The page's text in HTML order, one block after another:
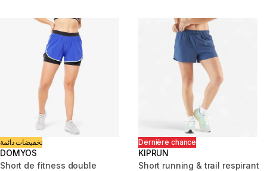
تخفيضات دائمة
DOMYOS
Short de fitness double
Dernière chance
KIPRUN
Short running & trail respirant